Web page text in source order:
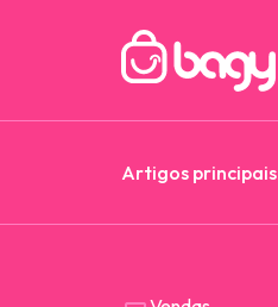
Artigos principais